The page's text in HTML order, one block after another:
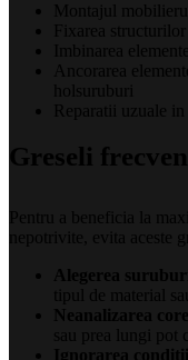
Montajul
Fixarea
Imbinarea
Ancorarea
holsuruburi
Reparatii uzuale
Greseli
Pentru a beneficia la
nepotrivite, evita aceste
Alegerea
tipul de material
Neanalizarea
sau prea lungi pot
Ignorarea